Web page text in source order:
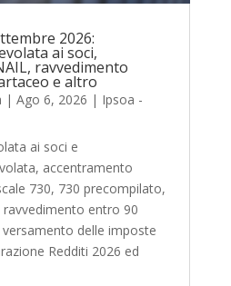
2026:
ai soci,
ravvedimento
e altro
| Ago 6, 2026 | Ipsoa -
ai soci e
accentramento
730, 730 precompilato,
entro 90
delle imposte
Redditi 2026 ed